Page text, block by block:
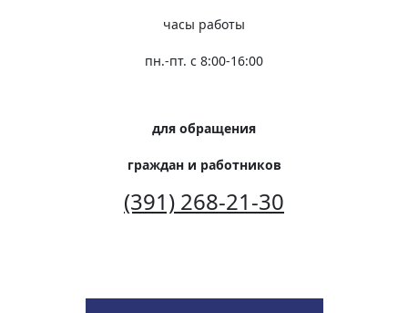
часы работы
пн.-пт. с 8:00-16:00
для обращения
граждан и работников
(391) 268-21-30